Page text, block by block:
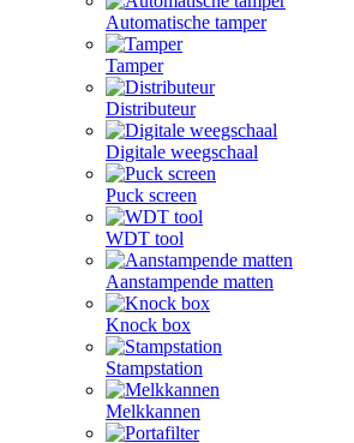
Automatische tamper
Tamper
Distributeur
Digitale weegschaal
Puck screen
WDT tool
Aanstampende matten
Knock box
Stampstation
Melkkannen